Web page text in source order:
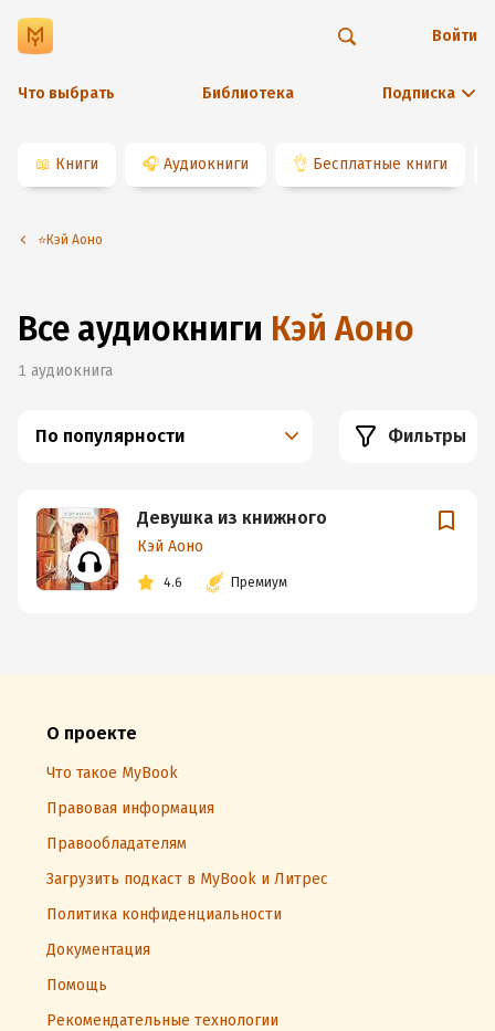
Что выбрать Библиотека Подписка
Войти
📖 Книги 🎧 Аудиокниги 👌 Бесплатные книги
⭐️Кэй Аоно
Все аудиокниги Кэй Аоно
1 аудиокнига
По популярности Фильтры
Девушка из книжного
Кэй Аоно
4.6 Премиум
О проекте
Что такое MyBook
Правовая информация
Правообладателям
Загрузить подкаст в MyBook и Литрес
Политика конфиденциальности
Документация
Помощь
Рекомендательные технологии